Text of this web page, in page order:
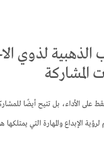
الذهبية لذوي
على الأداء، بل تتيح أيضًا
لرؤية الإبداع والمهارة التي